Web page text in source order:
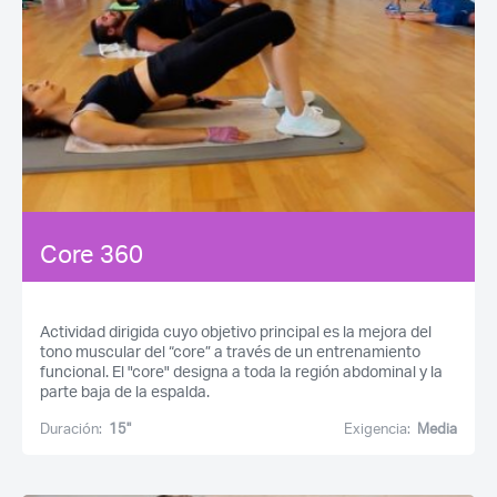
Core 360
Actividad dirigida cuyo objetivo principal es la mejora del
tono muscular del “core” a través de un entrenamiento
funcional. El "core" designa a toda la región abdominal y la
parte baja de la espalda.
Duración: 15'' Exigencia: Media